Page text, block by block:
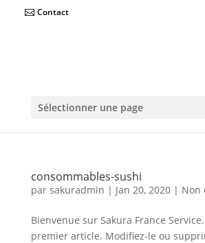
Contact
Sélectionner une page
consommables-sushi
par sakuradmin | Jan 20, 2020| Non
Bienvenue sur Sakura France
premier article. Modifiez-le ou